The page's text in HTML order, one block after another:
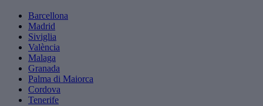
Barcellona
Madrid
Siviglia
València
Malaga
Granada
Palma di Maiorca
Cordova
Tenerife